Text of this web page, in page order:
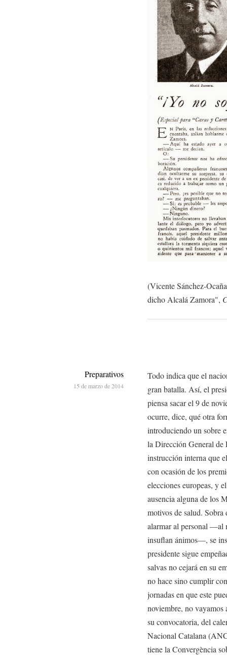
(Vicente Sánchez-
dicho Alcalá Zamora",
Todo indica que el
gran batalla. Así, el
piensa sacar el 9 de
ocurre, dice, qué otra
introduciendo un sobre
la Dirección General de
instrucción interna que
con ocasión de los
elecciones europeas, y
ausencia alguna de los
motivos de salud. Sobra
alarmar al personal —al
insuflan ánimos—, se
presidente sigue
salvas no cejará en su
no hace sino cumplir
jornadas en que este
noviembre, no vayamos
su convocatoria, del
Nacional Catalana
tiene la Convergència
Preparativos
15 de marzo de 2014